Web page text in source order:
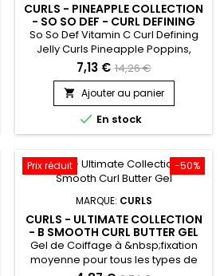
CURLS - PINEAPPLE COLLECTION
- SO SO DEF - CURL DEFINING
JELLY
So So Def Vitamin C Curl Defining
Jelly Curls Pineapple Poppins,
formulé avec les vitamines A, B1,
B6, C, est la bombe qui permet de
garder vos boucles éclatantes
toute la journée !
7,13 € 14,26 €
 Ajouter au panier
 En stock
-50%
Prix réduit
MARQUE: CURLS
CURLS - ULTIMATE COLLECTION
- B SMOOTH CURL BUTTER GEL
Gel de Coiffage à &nbsp;fixation
moyenne pour tous les types de